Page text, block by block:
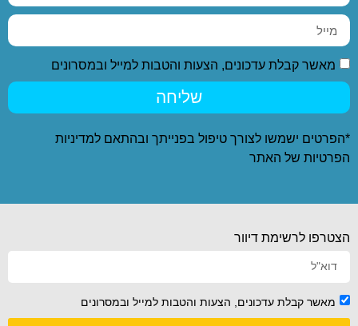
מאשר קבלת עדכונים, הצעות והטבות למייל ובמסרונים
שליחה
*הפרטים ישמשו לצורך טיפול בפנייתך ובהתאם למדיניות
הפרטיות של האתר
הצטרפו לרשימת דיוור
מאשר קבלת עדכונים, הצעות והטבות למייל ובמסרונים